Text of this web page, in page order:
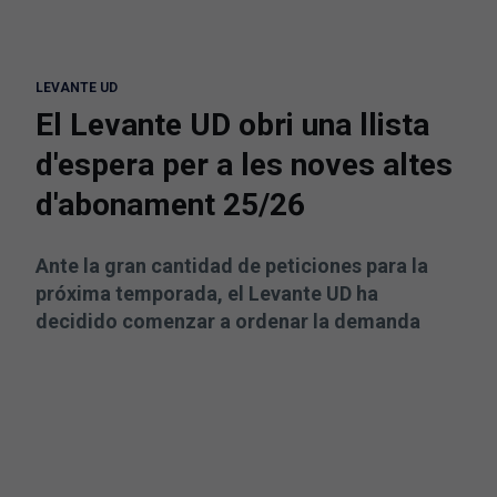
LEVANTE UD
El Levante UD obri una llista
d'espera per a les noves altes
d'abonament 25/26
Ante la gran cantidad de peticiones para la
próxima temporada, el Levante UD ha
decidido comenzar a ordenar la demanda